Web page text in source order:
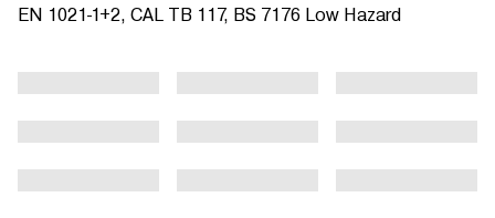
EN 1021-1+2, CAL TB 117, BS 7176 Low Hazard